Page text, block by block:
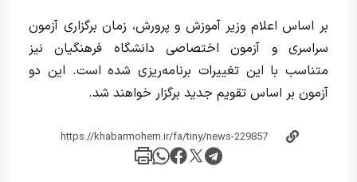
بر اساس اعلام وزیر آموزش و پرورش، زمان برگزاری آزمون
سراسری و آزمون اختصاصی دانشگاه فرهنگیان نیز
متناسب با این تغییرات برنامه‌ریزی شده است. این دو
آزمون بر اساس تقویم جدید برگزار خواهند شد.